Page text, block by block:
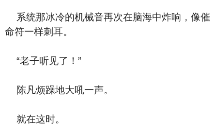
系统那冰冷的机械音再次在脑海中炸响，像催
命符一样刺耳。
“老子听见了！”
陈凡烦躁地大吼一声。
就在这时。